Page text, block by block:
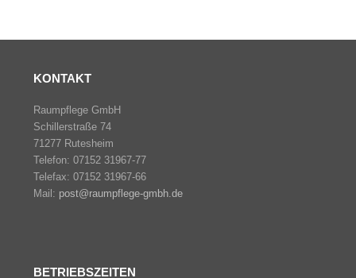
KONTAKT
Raumpflege GmbH
Schillerstraße 74
71277 Rutesheim
Telefon: 07152 31967-77
Telefax: 07152 31967-66
Mail: post@raumpflege-gmbh.de
BETRIEBSZEITEN